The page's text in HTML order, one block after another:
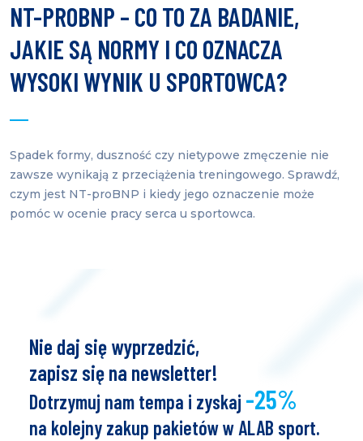
NT-PROBNP – CO TO ZA BADANIE,
JAKIE SĄ NORMY I CO OZNACZA
WYSOKI WYNIK U SPORTOWCA?
Spadek formy, duszność czy nietypowe zmęczenie nie
zawsze wynikają z przeciążenia treningowego. Sprawdź,
czym jest NT-proBNP i kiedy jego oznaczenie może
pomóc w ocenie pracy serca u sportowca.
Nie daj się wyprzedzić,
zapisz się na newsletter!
Dotrzymuj nam tempa i zyskaj -25%
na kolejny zakup pakietów w ALAB sport.